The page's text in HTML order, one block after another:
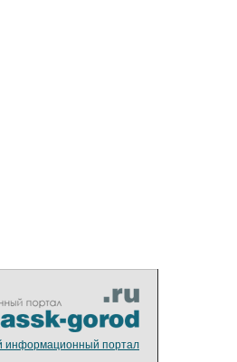
информационный портал